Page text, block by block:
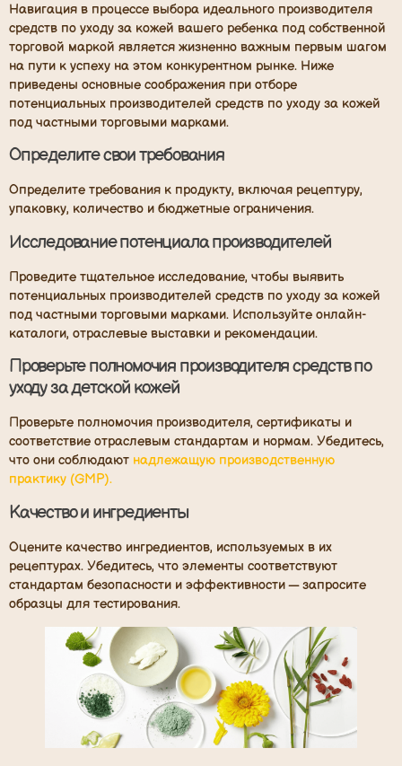
Навигация в процессе выбора идеального производителя
средств по уходу за кожей вашего ребенка под собственной
торговой маркой является жизненно важным первым шагом
на пути к успеху на этом конкурентном рынке. Ниже
приведены основные соображения при отборе
потенциальных производителей средств по уходу за кожей
под частными торговыми марками.
Определите свои требования
Определите требования к продукту, включая рецептуру,
упаковку, количество и бюджетные ограничения.
Исследование потенциала производителей
Проведите тщательное исследование, чтобы выявить
потенциальных производителей средств по уходу за кожей
под частными торговыми марками. Используйте онлайн-
каталоги, отраслевые выставки и рекомендации.
Проверьте полномочия производителя средств по
уходу за детской кожей
Проверьте полномочия производителя, сертификаты и
соответствие отраслевым стандартам и нормам. Убедитесь,
что они соблюдают надлежащую производственную
практику (GMP).
Качество и ингредиенты
Оцените качество ингредиентов, используемых в их
рецептурах. Убедитесь, что элементы соответствуют
стандартам безопасности и эффективности — запросите
образцы для тестирования.